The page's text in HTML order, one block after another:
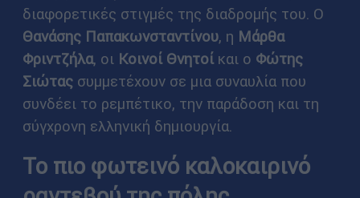
διαφορετικές στιγμές της διαδρομής του. Ο
Θανάσης Παπακωνσταντίνου, η Μάρθα
Φριντζήλα, οι Κοινοί Θνητοίκαι ο Φώτης
Σιώταςσυμμετέχουν σε μια συναυλία που
συνδέει το ρεμπέτικο, την παράδοση και τη
σύγχρονη ελληνική δημιουργία.
Το πιο φωτεινό καλοκαιρινό